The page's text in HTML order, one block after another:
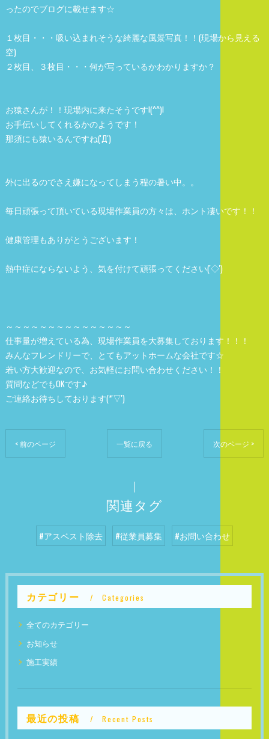
ったのでブログに載せます☆
１枚目・・・吸い込まれそうな綺麗な風景写真！！(現場から見える
空)
２枚目、３枚目・・・何が写っているかわかりますか？
お猿さんが！！現場内に来たそうです!(^^)!
お手伝いしてくれるかのようです！
那須にも猿いるんですね('Д')
外に出るのでさえ嫌になってしまう程の暑い中。。
毎日頑張って頂いている現場作業員の方々は、ホント凄いです！！
健康管理もありがとうございます！
熱中症にならないよう、気を付けて頑張ってください('◇')ゞ
～～～～～～～～～～～～～～～
仕事量が増えている為、現場作業員を大募集しております！！！
みんなフレンドリーで、とてもアットホームな会社です☆
若い方大歓迎なので、お気軽にお問い合わせください！！
質問などでもOKです♪
ご連絡お待ちしております(*'▽')
< 前のページ 一覧に戻る 次のページ >
関連タグ
#アスベスト除去 #従業員募集 #お問い合わせ
カテゴリー Categories
全てのカテゴリー
お知らせ
施工実績
最近の投稿 Recent Posts